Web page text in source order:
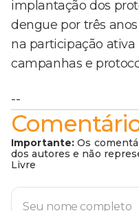
implantação dos
dengue por três
na participação
campanhas e
--
Importante: Os
dos autores e não
Livre